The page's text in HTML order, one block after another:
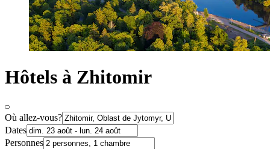
Hôtels à Zhitomir
Où allez-vous?
Dates
Personnes